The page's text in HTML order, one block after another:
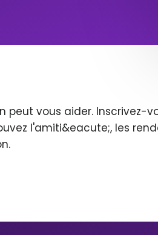
peut vous aider. Inscrivez-
l'amiti&eacute;, les